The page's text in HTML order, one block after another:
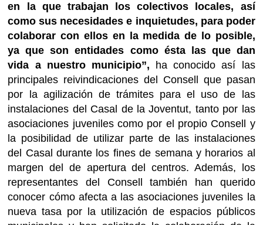
en la que trabajan los colectivos locales, así
como sus necesidades e inquietudes, para poder
colaborar con ellos en la medida de lo posible,
ya que son entidades como ésta las que dan
vida a nuestro municipio”, ha conocido así las
principales reivindicaciones del Consell que pasan
por la agilización de trámites para el uso de las
instalaciones del Casal de la Joventut, tanto por las
asociaciones juveniles como por el propio Consell y
la posibilidad de utilizar parte de las instalaciones
del Casal durante los fines de semana y horarios al
margen del de apertura del centros. Además, los
representantes del Consell también han querido
conocer cómo afecta a las asociaciones juveniles la
nueva tasa por la utilización de espacios públicos